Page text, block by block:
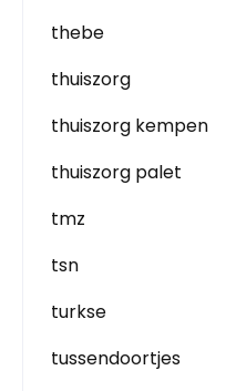
thebe
thuiszorg
thuiszorg kempen
thuiszorg palet
tmz
tsn
turkse
tussendoortjes